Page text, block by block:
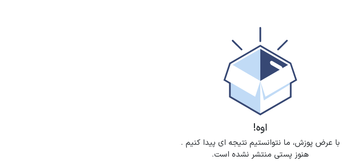
اوه!
با عرض پوزش، ما نتوانستیم نتیجه ای پیدا کنیم .
هنوز پستی منتشر نشده است.